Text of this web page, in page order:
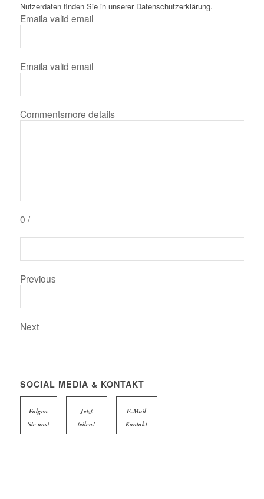
Nutzerdaten finden Sie in unserer Datenschutzerklärung.
Emaila valid email
Emaila valid email
Commentsmore details
0 /
Previous
Next
SOCIAL MEDIA & KONTAKT
Folgen
Sie uns!
Jetzt
teilen!
E-Mail
Kontakt